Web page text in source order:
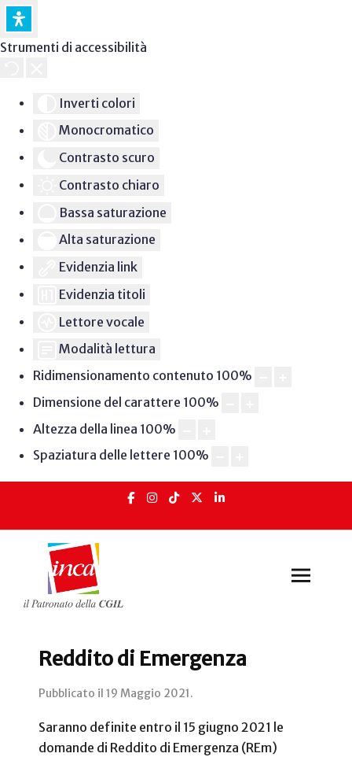
Strumenti di accessibilità
Inverti colori
Monocromatico
Contrasto scuro
Contrasto chiaro
Bassa saturazione
Alta saturazione
Evidenzia link
Evidenzia titoli
Lettore vocale
Modalità lettura
Ridimensionamento contenuto 100%
Dimensione del carattere 100%
Altezza della linea 100%
Spaziatura delle lettere 100%
Reddito di Emergenza
Pubblicato il 19 Maggio 2021.
Saranno definite entro il 15 giugno 2021 le
domande di Reddito di Emergenza (REm)